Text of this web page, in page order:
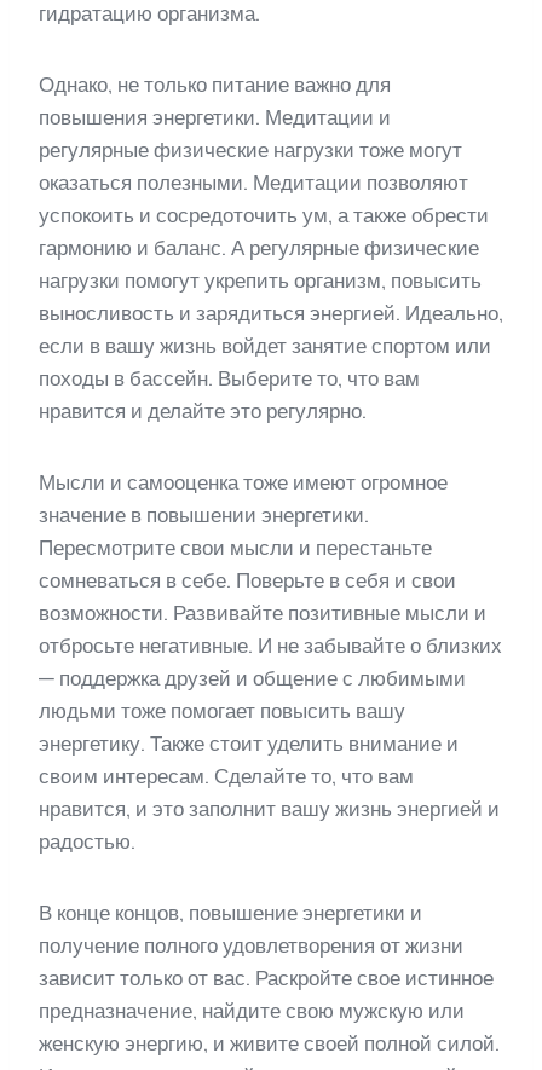
гидратацию организма.
Однако, не только питание важно для
повышения энергетики. Медитации и
регулярные физические нагрузки тоже могут
оказаться полезными. Медитации позволяют
успокоить и сосредоточить ум, а также обрести
гармонию и баланс. А регулярные физические
нагрузки помогут укрепить организм, повысить
выносливость и зарядиться энергией. Идеально,
если в вашу жизнь войдет занятие спортом или
походы в бассейн. Выберите то, что вам
нравится и делайте это регулярно.
Мысли и самооценка тоже имеют огромное
значение в повышении энергетики.
Пересмотрите свои мысли и перестаньте
сомневаться в себе. Поверьте в себя и свои
возможности. Развивайте позитивные мысли и
отбросьте негативные. И не забывайте о близких
— поддержка друзей и общение с любимыми
людьми тоже помогает повысить вашу
энергетику. Также стоит уделить внимание и
своим интересам. Сделайте то, что вам
нравится, и это заполнит вашу жизнь энергией и
радостью.
В конце концов, повышение энергетики и
получение полного удовлетворения от жизни
зависит только от вас. Раскройте свое истинное
предназначение, найдите свою мужскую или
женскую энергию, и живите своей полной силой.